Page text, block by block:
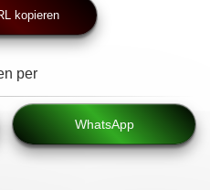
kopieren
per
WhatsApp